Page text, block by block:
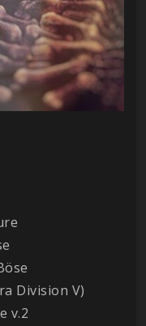
Division V)
v.2